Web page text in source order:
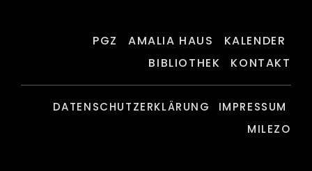
PGZ AMALIA HAUS
KALENDER
BIBLIOTHEK
KONTAKT
DATENSCHUTZERKLÄRUNG
IMPRESSUM
MILEZO